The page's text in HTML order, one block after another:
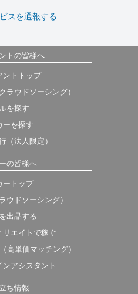
スを通報する
トの皆様へ
ントトップ
ラウドソーシング）
を探す
ーを探す
（法人限定）
の皆様へ
ートップ
ウドソーシング）
出品する
リエイトで稼ぐ
高単価マッチング）
アシスタント
ち情報